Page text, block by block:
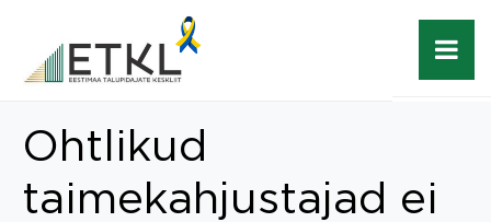
Ohtlikud
taimekahjustajad ei